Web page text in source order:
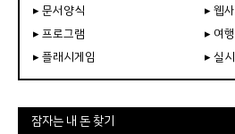
▸ 문서양식
▸ 웹
▸ 프로그램
▸ 여
▸ 플래시게임
▸ 실
잠자는 내 돈 찾기